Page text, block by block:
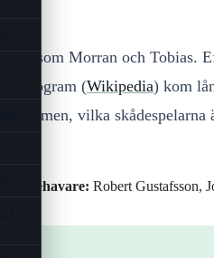
som Morran och Tobias.
program (Wikipedia) kom
filmen, vilka
Robert Gustafsson,